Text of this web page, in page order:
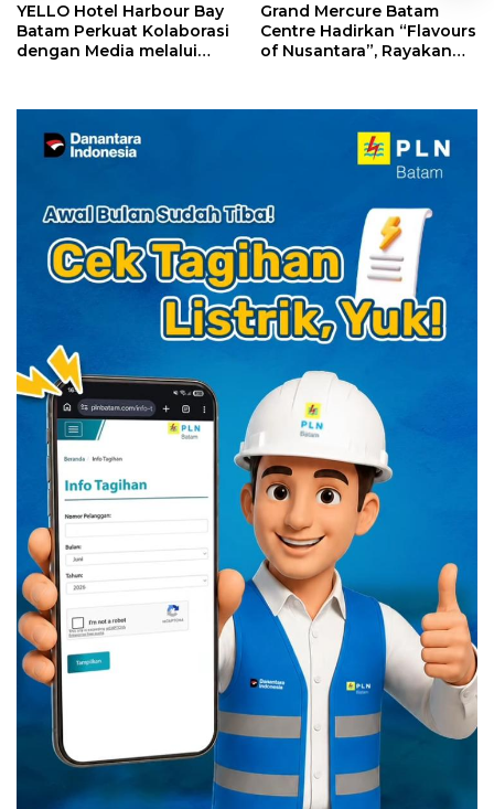
YELLO Hotel Harbour Bay
Batam Perkuat Kolaborasi
dengan Media melalui
Grand Mercure Batam
Centre Hadirkan “Flavours
of Nusantara”, Rayakan